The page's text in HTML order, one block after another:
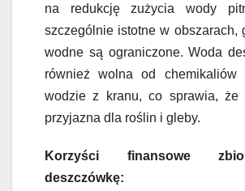
na redukcję zużycia wody
szczególnie istotne w obszarach,
wodne są ograniczone. Woda
również wolna od chemikaliów
wodzie z kranu, co sprawia, że
przyjazna dla roślin i gleby.
Korzyści finansowe
deszczówkę: